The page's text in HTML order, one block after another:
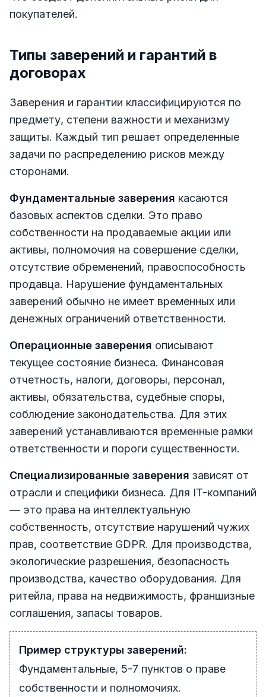
покупателей.
Типы заверений и гарантий в
договорах
Заверения и гарантии классифицируются по
предмету, степени важности и механизму
защиты. Каждый тип решает определенные
задачи по распределению рисков между
сторонами.
Фундаментальные заверения касаются
базовых аспектов сделки. Это право
собственности на продаваемые акции или
активы, полномочия на совершение сделки,
отсутствие обременений, правоспособность
продавца. Нарушение фундаментальных
заверений обычно не имеет временных или
денежных ограничений ответственности.
Операционные заверения описывают
текущее состояние бизнеса. Финансовая
отчетность, налоги, договоры, персонал,
активы, обязательства, судебные споры,
соблюдение законодательства. Для этих
заверений устанавливаются временные рамки
ответственности и пороги существенности.
Специализированные заверения зависят от
отрасли и специфики бизнеса. Для IT-компаний
— это права на интеллектуальную
собственность, отсутствие нарушений чужих
прав, соответствие GDPR. Для производства,
экологические разрешения, безопасность
производства, качество оборудования. Для
ритейла, права на недвижимость, франшизные
соглашения, запасы товаров.
Пример структуры заверений:
Фундаментальные, 5-7 пунктов о праве
собственности и полномочиях.